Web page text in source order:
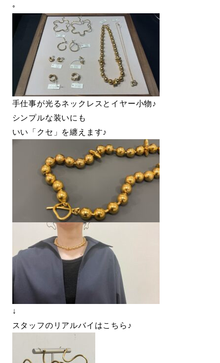
◦
手仕事が光るネックレスとイヤー小物♪
シンプルな装いにも
いい「クセ」を纏えます♪
↓
スタッフのリアルバイはこちら♪